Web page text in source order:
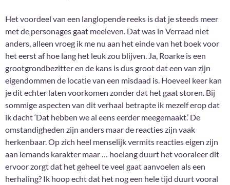
Het voordeel van een langlopende reeks is dat je steeds meer
met de personages gaat meeleven. Dat was in Verraad niet
anders, alleen vroeg ik me nu aan het einde van het boek voor
het eerst af hoe lang het leuk zou blijven. Ja, Roarke is een
grootgrondbezitter en de kans is dus groot dat een van zijn
eigendommen de locatie van een misdaad is. Hoeveel keer kan
je dit echter laten voorkomen zonder dat het gaat storen. Bij
sommige aspecten van dit verhaal betrapte ik mezelf erop dat
ik dacht ‘Dat hebben we al eens eerder meegemaakt.’ De
omstandigheden zijn anders maar de reacties zijn vaak
herkenbaar. Op zich heel menselijk vermits reacties eigen zijn
aan iemands karakter maar … hoelang duurt het vooraleer dit
ervoor zorgt dat het geheel te veel gaat aanvoelen als een
herhaling? Ik hoop echt dat het nog een hele tijd duurt vooral